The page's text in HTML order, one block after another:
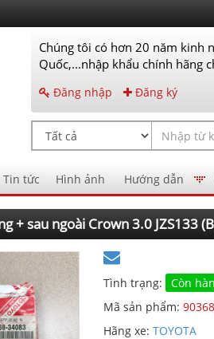
Chúng tôi có hơn 20 năm kinh
Quốc,...nhập khẩu chính hãng
Đăng nhập Đăng ký
Tin tức Hình ảnh Hướng dẫn
+ sau ngoài Crown 3.0 JZS133
Tình trạng:
Còn
Mã sản phẩm:
Hãng xe: TOYOTA